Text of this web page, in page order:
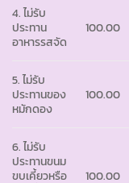
4. ไม่รับ
ประทาน
อาหารรสจัด
100.00
5. ไม่รับ
ประทานของ
หมักดอง
100.00
6. ไม่รับ
ประทานขนม
ขบเคี้ยวหรือ
100.00